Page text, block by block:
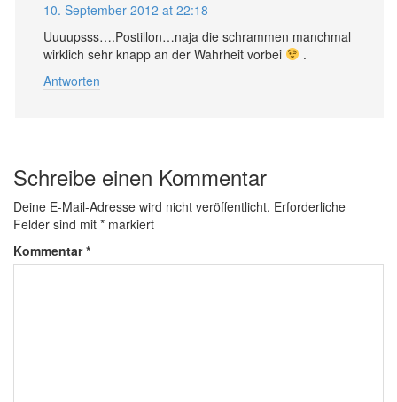
10. September 2012 at 22:18
Uuuupsss….Postillon…naja die schrammen manchmal
wirklich sehr knapp an der Wahrheit vorbei
.
Antworten
Schreibe einen Kommentar
Deine E-Mail-Adresse wird nicht veröffentlicht. Erforderliche
Felder sind mit * markiert
Kommentar*